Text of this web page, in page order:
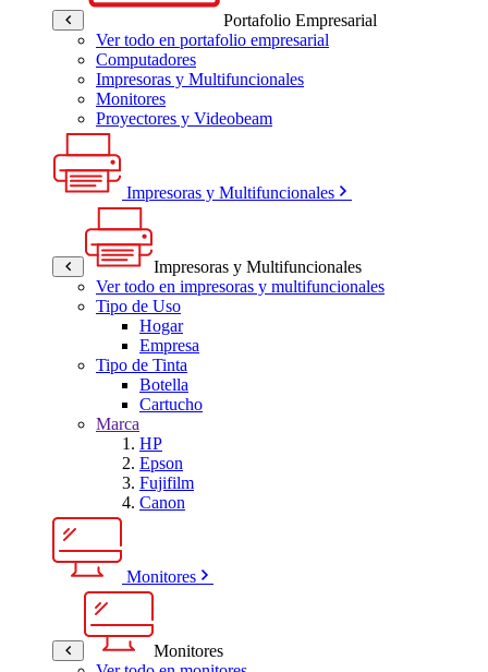
Portafolio Empresarial
Ver todo en portafolio empresarial
Computadores
Impresoras y Multifuncionales
Monitores
Proyectores y Videobeam
Impresoras y Multifuncionales
Impresoras y Multifuncionales
Ver todo en impresoras y multifuncionales
Tipo de Uso
Hogar
Empresa
Tipo de Tinta
Botella
Cartucho
Marca
HP
Epson
Fujifilm
Canon
Monitores
Monitores